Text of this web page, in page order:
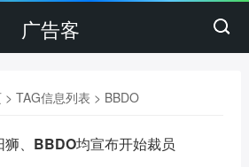
广告客
> TAG信息列表 > BBDO
狮、BBDO均宣布开始裁员